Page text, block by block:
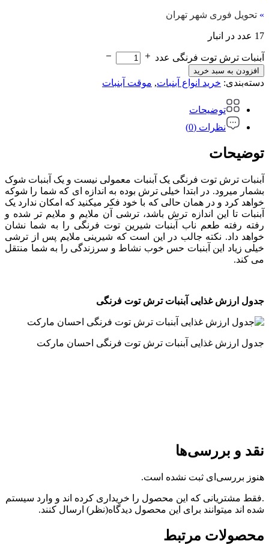
» تحویل فوری شهر تهران
17 عدد در انبار
آبنبات ترش توت فرنگی عدد
افزودن به سبد خرید
دسته‌بندی: خرید انواع آبنبات, موقت آبنبات
توضیحات
نظرات (0)
توضیحات
آبنبات ترش توت فرنگی یک آبنبات معمولی نیست و یک آبنبات شوک
بشمار میرود. در ابتدا خیلی ترش بوده به اندازه ای که شما را شوکه
خواهد کرد و در همان حالی که با خود فکر میکنید که امکان ندارد یک
آبنبات تا این اندازه ترش باشد، ترشی آن ملایم و ملایم تر شده و
رفته رفته طعم ناب آبنبات شیرین توت فرنگی را به شما نشان
خواهد داد. نکته جالب در این است که شیرینی ملایم پس از ترشی
خیلی زیاد این آبنبات حس خوب نشاط و سرزندگی را به شما منتقل
می کند.
جدول ارزش غذایی آبنبات ترش توت فرنگی
جدول ارزش غذایی آبنبات ترش توت فرنگی احسان مارکت
نقد و بررسی‌ها
هنوز بررسی‌ای ثبت نشده است.
.فقط مشتریانی که این محصول را خریداری کرده اند و وارد سیستم
شده اند میتوانند برای این محصول دیدگاه(نظر) ارسال کنند.
محصولات مرتبط